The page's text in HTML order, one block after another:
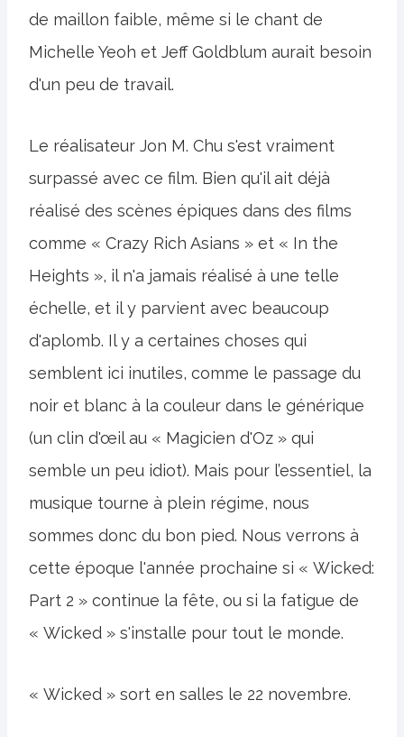
de maillon faible, même si le chant de
Michelle Yeoh et Jeff Goldblum aurait besoin
d'un peu de travail.
Le réalisateur Jon M. Chu s'est vraiment
surpassé avec ce film. Bien qu'il ait déjà
réalisé des scènes épiques dans des films
comme « Crazy Rich Asians » et « In the
Heights », il n'a jamais réalisé à une telle
échelle, et il y parvient avec beaucoup
d'aplomb. Il y a certaines choses qui
semblent ici inutiles, comme le passage du
noir et blanc à la couleur dans le générique
(un clin d'œil au « Magicien d'Oz » qui
semble un peu idiot). Mais pour l’essentiel, la
musique tourne à plein régime, nous
sommes donc du bon pied. Nous verrons à
cette époque l'année prochaine si « Wicked:
Part 2 » continue la fête, ou si la fatigue de
« Wicked » s'installe pour tout le monde.
« Wicked » sort en salles le 22 novembre.